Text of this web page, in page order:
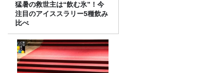
猛暑の救世主は“飲む氷”！今
注目のアイススラリー5種飲み
比べ